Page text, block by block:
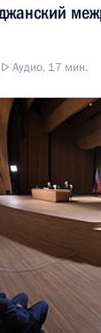
Аудио, 17 мин.